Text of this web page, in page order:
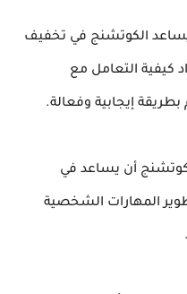
يساعد الكوتشنج في تخفيف
كيفية التعامل مع
إيجابية وفعالة.
أن يساعد في
المهارات الشخصية